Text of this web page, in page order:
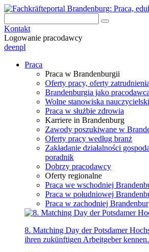
Kontakt
Logowanie pracodawcy
deenpl
Praca
Praca w Brandenburgii
Oferty pracy, oferty zatrudnienia
Brandenburgia jako pracodawca
Wolne stanowiska
Praca w służbie zdrowia
Karriere in Brandenburg
Zawody poszukiwane w
Oferty pracy według branż
Zakładanie działalności
poradnik
Dobrzy pracodawcy
Oferty regionalne
Praca we wschodniej
Praca w południowej
Praca w zachodniej
8. Matching Day der Potsdamer
ihren zukünftigen Arbeitgeber kennen.